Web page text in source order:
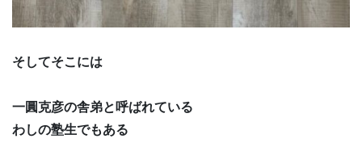
そしてそこには
一圓克彦の舎弟と呼ばれている
わしの塾生でもある